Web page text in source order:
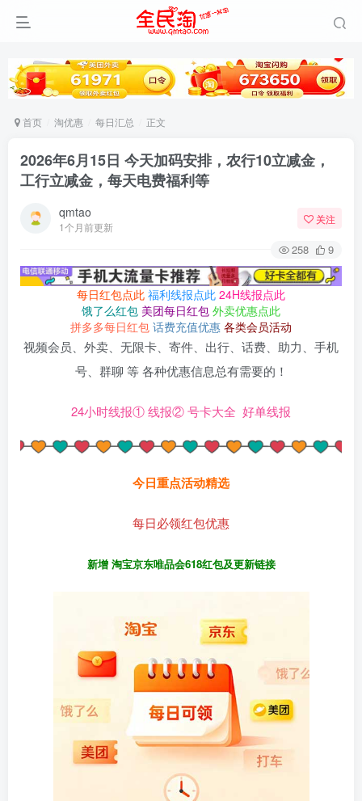
首页 淘优惠 每日汇总 正文
2026年6月15日 今天加码安排，农行10立减金，
工行立减金，每天电费福利等
qmtao
1个月前更新
关注
258 9
每日红包点此 福利线报点此 24H线报点此
饿了么红包 美团每日红包 外卖优惠点此
拼多多每日红包 话费充值优惠 各类会员活动
视频会员、外卖、无限卡、寄件、出行、话费、助力、手机
号、群聊 等 各种优惠信息总有需要的！
24小时线报①线报②号卡大全 好单线报
今日重点活动精选
每日必领红包优惠
新增 淘宝京东唯品会618红包及更新链接